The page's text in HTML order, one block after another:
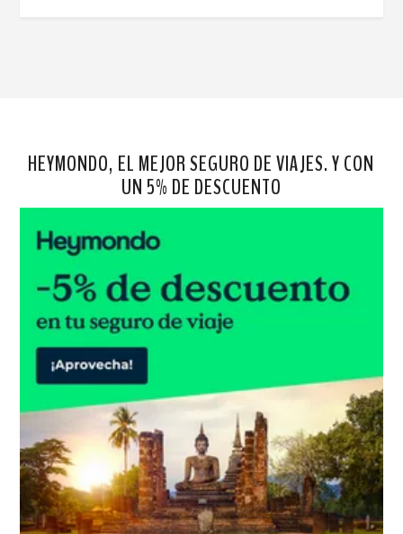
HEYMONDO, EL MEJOR SEGURO DE VIAJES. Y CON
UN 5% DE DESCUENTO